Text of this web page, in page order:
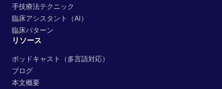
手技療法テクニック
臨床アシスタント（AI）
臨床パターン
リソース
ポッドキャスト（多言語対応）
ブログ
本文概要